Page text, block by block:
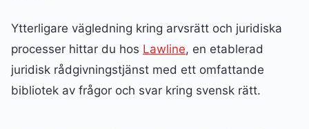
Ytterligare vägledning kring arvsrätt och juridiska
processer hittar du hos Lawline, en etablerad
juridisk rådgivningstjänst med ett omfattande
bibliotek av frågor och svar kring svensk rätt.